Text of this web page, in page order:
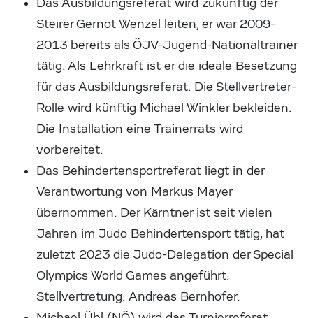
Das Ausbildungsreferat wird zukünftig der
Steirer Gernot Wenzel leiten, er war 2009-
2013 bereits als ÖJV-Jugend-Nationaltrainer
tätig. Als Lehrkraft ist er die ideale Besetzung
für das Ausbildungsreferat. Die Stellvertreter-
Rolle wird künftig Michael Winkler bekleiden.
Die Installation eine Trainerrats wird
vorbereitet.
Das Behindertensportreferat liegt in der
Verantwortung von Markus Mayer
übernommen. Der Kärntner ist seit vielen
Jahren im Judo Behindertensport tätig, hat
zuletzt 2023 die Judo-Delegation der Special
Olympics World Games angeführt.
Stellvertretung: Andreas Bernhofer.